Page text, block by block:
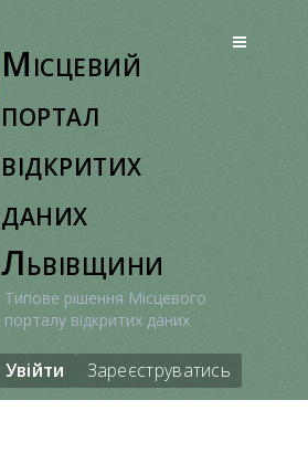
Місцевий
портал
відкритих
даних
Львівщини
Типове рішення Місцевого
порталу відкритих даних
Увійти Зареєструватись